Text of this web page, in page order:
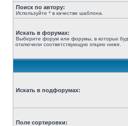
Поиск по автору:
Используйте * в качестве шаблона.
Искать в форумах:
Выберите форум или форумы, в которых
отключили соответствующую опцию ниже.
Искать в подфорумах:
Поле сортировки: